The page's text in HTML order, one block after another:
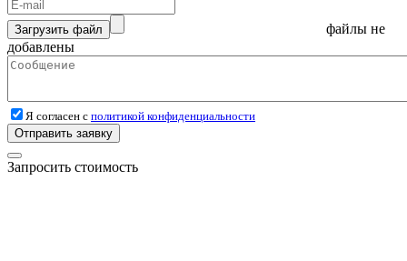
Загрузить файл
файлы не
добавлены
Я согласен с политикой конфиденциальности
Отправить заявку
Запросить стоимость